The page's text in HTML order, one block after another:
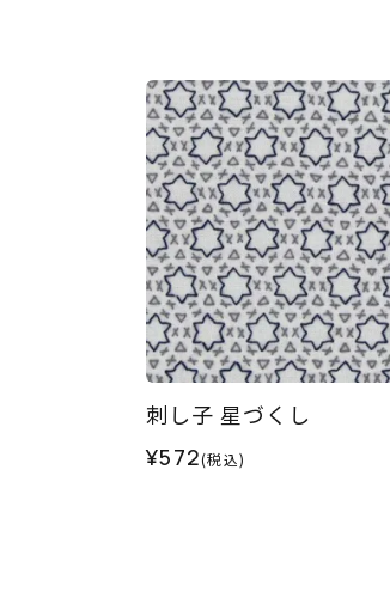
刺し子 星づくし
¥572(税込)